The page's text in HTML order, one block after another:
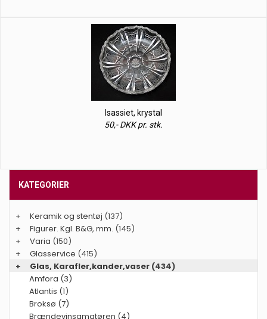
Isassiet, krystal
50,- DKK pr. stk.
KATEGORIER
+ Keramik og stentøj (137)
+
Figurer. Kgl. B&G, mm. (145)
+
Varia (150)
+
Glasservice (415)
+
Glas, Karafler,kander,vaser (434)
Amfora (3)
Atlantis (1)
Broksø (7)
Brændevinsamatøren (4)